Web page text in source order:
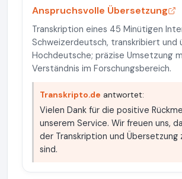
Anspruchsvolle Übersetzung
Transkription eines 45 Minütigen
Schweizerdeutsch, transkribiert und
Hochdeutsche; präzise Umsetzung
Verständnis im Forschungsbereich.
Transkripto.de antwortet:
Vielen Dank für die positive
unserem Service. Wir freuen uns,
der Transkription und Übersetzung
sind.